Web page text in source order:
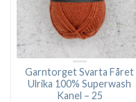
Garntorget Svarta Fåret
Ulrika 100% Superwash
Kanel – 25